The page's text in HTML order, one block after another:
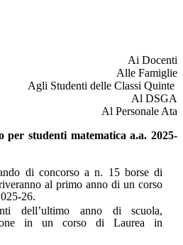
Ai Docenti
Alle Famiglie
Agli Studenti delle Classi Quinte
Al DSGA
Al Personale Ata
per studenti matematica a.a. 2025-
di concorso a n. 15 borse di
al primo anno di un corso
26.
dell’ultimo anno di scuola,
in un corso di Laurea in